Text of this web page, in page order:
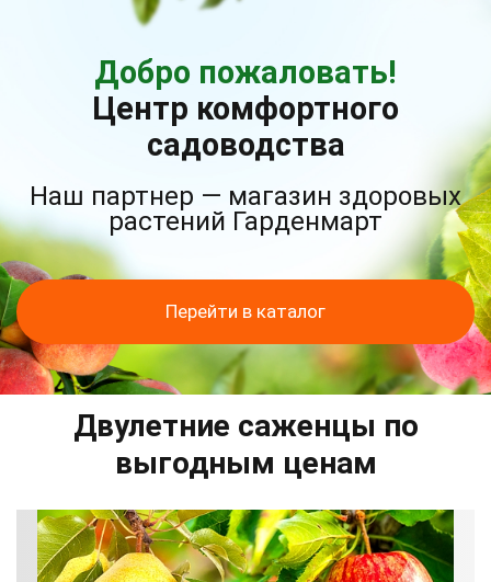
Добро пожаловать!
Центр комфортного
садоводства
Наш партнер — магазин здоровых
растений Гарденмарт
Перейти в каталог
Двулетние саженцы по
выгодным ценам